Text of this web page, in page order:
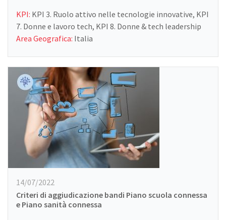
KPI: KPI 3. Ruolo attivo nelle tecnologie innovative, KPI
7. Donne e lavoro tech, KPI 8. Donne & tech leadership
Area Geografica: Italia
14/07/2022
Criteri di aggiudicazione bandi Piano scuola connessa
e Piano sanità connessa